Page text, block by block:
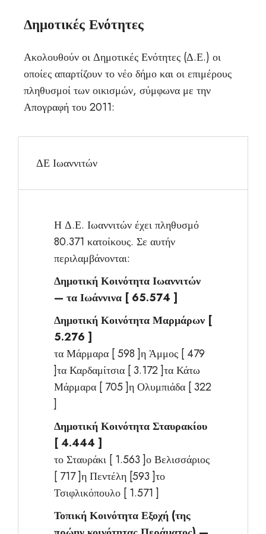
Δημοτικές Ενότητες
Ακολουθούν οι Δημοτικές Ενότητες (Δ.Ε.) οι
οποίες απαρτίζουν το νέο δήμο και οι επιμέρους
πληθυσμοί των οικισμών, σύμφωνα με την
Απογραφή του 2011:
ΔΕ Ιωαννιτών
Η Δ.Ε. Ιωαννιτών έχει πληθυσμό
80.371 κατοίκους. Σε αυτήν
περιλαμβάνονται:
Δημοτική Κοινότητα Ιωαννιτών
— τα Ιωάννινα [ 65.574 ]
Δημοτική Κοινότητα Μαρμάρων [
5.276 ]
τα Μάρμαρα [ 598 ]η Άμμος [ 479
]τα Καρδαμίτσια [ 3.172 ]τα Κάτω
Μάρμαρα [ 705 ]η Ολυμπιάδα [ 322
]
Δημοτική Κοινότητα Σταυρακίου
[ 4.444 ]
το Σταυράκι [ 1.563 ]ο Βελισσάριος
[ 717 ]η Πεντέλη [593 ]το
Τσιφλικόπουλο [ 1.571 ]
Τοπική Κοινότητα Εξοχή (της